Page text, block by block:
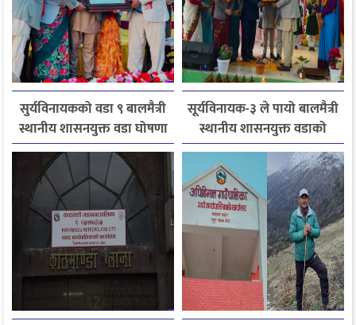
सुर्यविनायकको वडा ९ बालमैत्री
स्थानीय शासनयुक्त वडा घोषणा
सूर्यविनायक-३ ले पायो बालमैत्री
स्थानीय शासनयुक्त वडाको
मान्यता